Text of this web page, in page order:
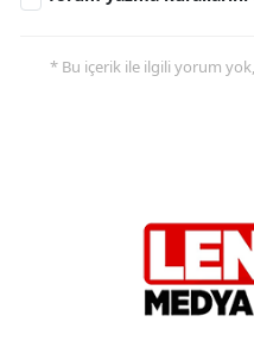
* Bu içerik ile ilgili yorum